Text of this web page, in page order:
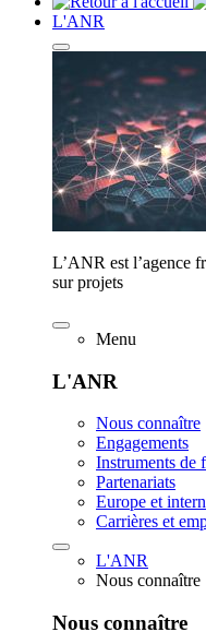
L'ANR
L’ANR est l’agence
sur projets
Menu
L'ANR
Nous connaître
Engagements
Instruments de
Partenariats
Europe et
Carrières et
L'ANR
Nous connaître
Nous connaître